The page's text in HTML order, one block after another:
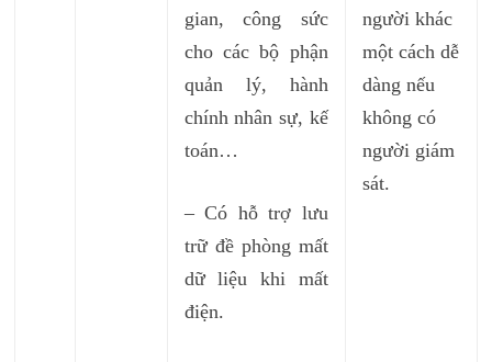
gian, công sức
cho các bộ phận
quản lý, hành
chính nhân sự, kế
toán…
– Có hỗ trợ lưu
trữ đề phòng mất
dữ liệu khi mất
điện.
người khác
một cách dễ
dàng nếu
không có
người giám
sát.